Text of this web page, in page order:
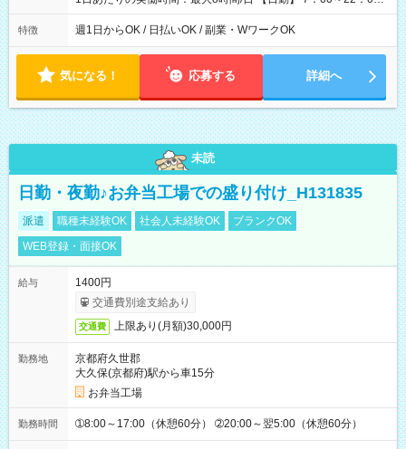
の間で4～8時間勤務（休憩時間は法定通り） ※週1日～OK ／ 1
日4時間から勤務OK ／ 夜勤なし ＊＊ 勤務時間例 ＊＊ ■7時
変動 ※曜日固定（毎週同じ曜日勤務）
特徴 週1日からOK / 日払いOK / 副業・WワークOK
気になる！ 応募する 詳細へ
未読
日勤・夜勤♪お弁当工場での盛り付け_H131835
派遣 職種未経験OK 社会人未経験OK
ブランクOK
WEB登録・面接OK
給与
1400円
交通費別途支給あり
交通費 上限あり(月額)30,000円
勤務地
京都府久世郡
大久保(京都府)駅から車15分
お弁当工場
勤務時間 ➀8:00～17:00（休憩60分） ➁20:00～翌5:00（休憩60分）